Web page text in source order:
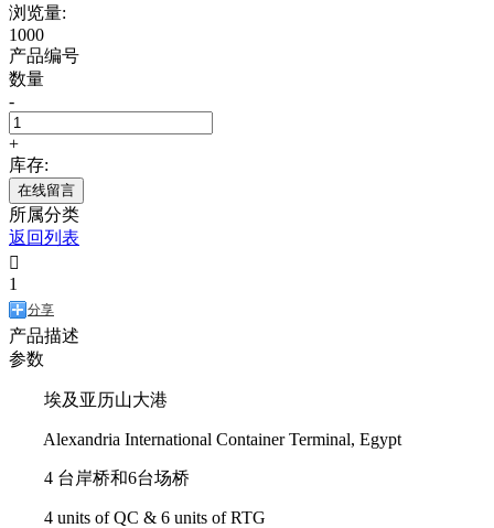
浏览量:
1000
产品编号
数量
-
+
库存:
在线留言
所属分类
返回列表

1
分享
产品描述
参数
埃及亚历山大港
Alexandria International Container Terminal, Egypt
4 台岸桥和6台场桥
4 units of QC & 6 units of RTG